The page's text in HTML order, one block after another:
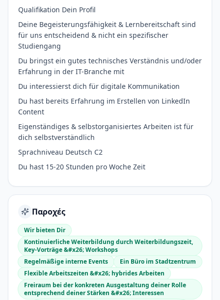
Qualifikation Dein Profil
Deine Begeisterungsfähigkeit & Lernbereitschaft sind
für uns entscheidend & nicht ein spezifischer
Studiengang
Du bringst ein gutes technisches Verständnis und/oder
Erfahrung in der IT-Branche mit
Du interessierst dich für digitale Kommunikation
Du hast bereits Erfahrung im Erstellen von LinkedIn
Content
Eigenständiges & selbstorganisiertes Arbeiten ist für
dich selbstverständlich
Sprachniveau Deutsch C2
Du hast 15-20 Stunden pro Woche Zeit
Παροχές
Wir bieten Dir
Kontinuierliche Weiterbildung durch Weiterbildungszeit,
Key-Vorträge &#x26; Workshops
Regelmäßige interne Events
Ein Büro im Stadtzentrum
Flexible Arbeitszeiten &#x26; hybrides Arbeiten
Freiraum bei der konkreten Ausgestaltung deiner Rolle
entsprechend deiner Stärken &#x26; Interessen